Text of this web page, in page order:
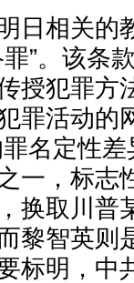
相关的
”。该条
授犯罪方
罪活动的
定性差
一，标志
换取川普
黎智英则
标明，中